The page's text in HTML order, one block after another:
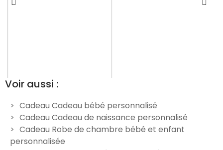
Peignoir bébé blanc à
personnaliser - Modèle
Petite princesse
Couverture à capuche
licorne rose personnalisée
Voir aussi :
Cadeau Cadeau bébé personnalisé
Cadeau Cadeau de naissance personnalisé
Cadeau Robe de chambre bébé et enfant
personnalisée